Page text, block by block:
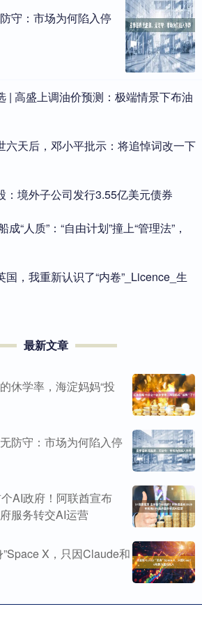
守：市场为何陷入停
| 高盛上调油价预测：极端情景下布油
六天后，邓小平批示：将追悼词改一下
：境外子公司发行3.55亿美元债券
“人质”：“自由计划”撞上“管理法”，
，我重新认识了“内卷”_Licence_生
最新文章
休学率，海淀妈妈“投
防守：市场为何陷入停
AI政府！阿联酋宣布
服务转交AI运营
”Space X，只因Claude和